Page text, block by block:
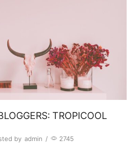
TROPICOOL
by admin / 2745